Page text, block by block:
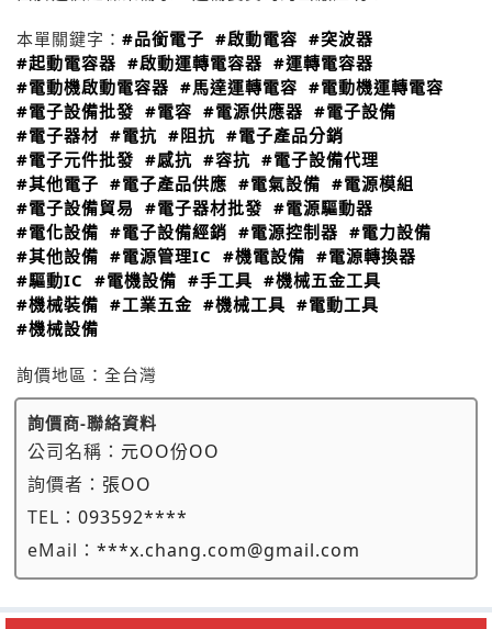
本單關鍵字： #品銜電子 #啟動電容 #突波器
#起動電容器 #啟動運轉電容器 #運轉電容器
#電動機啟動電容器 #馬達運轉電容 #電動機運轉電容
#電子設備批發 #電容 #電源供應器 #電子設備
#電子器材 #電抗 #阻抗 #電子產品分銷
#電子元件批發 #感抗 #容抗 #電子設備代理
#其他電子 #電子產品供應 #電氣設備 #電源模組
#電子設備貿易 #電子器材批發 #電源驅動器
#電化設備 #電子設備經銷 #電源控制器 #電力設備
#其他設備 #電源管理IC #機電設備 #電源轉換器
#驅動IC #電機設備 #手工具 #機械五金工具
#機械裝備 #工業五金 #機械工具 #電動工具
#機械設備
詢價地區： 全台灣
詢價商-聯絡資料
公司名稱： 元OO份OO
詢價者： 張OO
TEL： 093592****
eMail： ***x.chang.com@gmail.com